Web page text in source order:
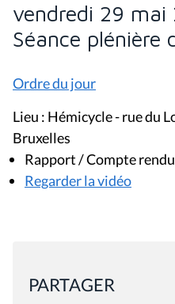
vendredi 29
Séance plénière
Ordre du jour
Lieu : Hémicycle - rue du
Bruxelles
Rapport / Compte
Regarder la vidéo
PARTAGER